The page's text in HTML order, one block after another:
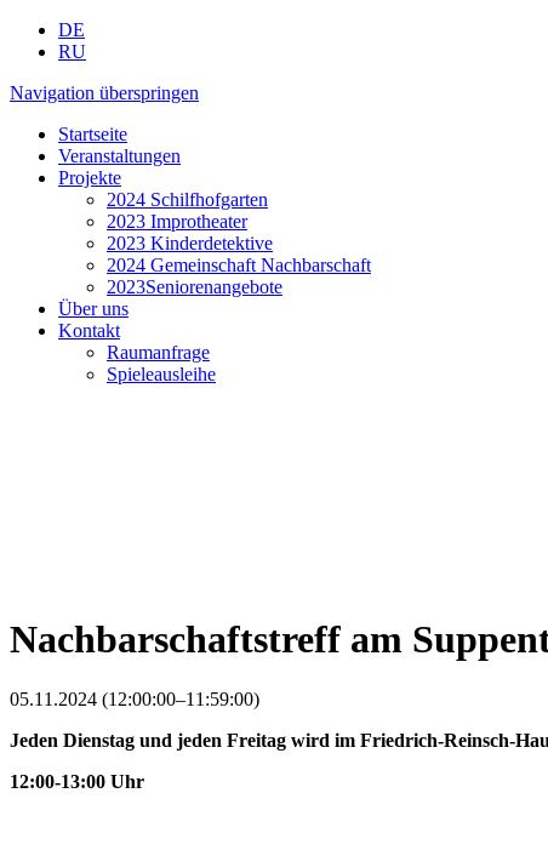
DE
RU
Navigation überspringen
Startseite
Veranstaltungen
Projekte
2024 Schilfhofgarten
2023 Improtheater
2023 Kinderdetektive
2024 Gemeinschaft Nachbarschaft
2023Seniorenangebote
Über uns
Kontakt
Raumanfrage
Spieleausleihe
Nachbarschaftstreff am
05.11.2024 (12:00:00–11:59:00)
Jeden Dienstag und jeden Freitag wird im Friedrich-Reinsch-
12:00-13:00 Uhr